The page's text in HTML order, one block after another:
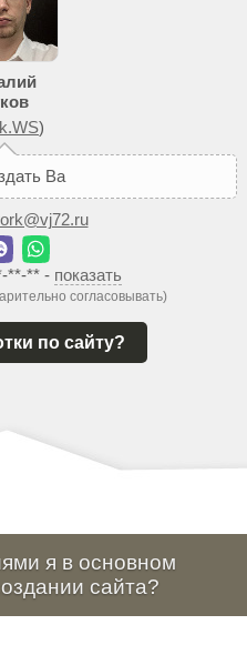
)
дать Вам
**-** - показать
согласовывать)
по сайту?
я в основном
сайта?